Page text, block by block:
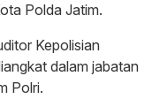
Polda Jatim.
Kepolisian
dalam jabatan
Polri.